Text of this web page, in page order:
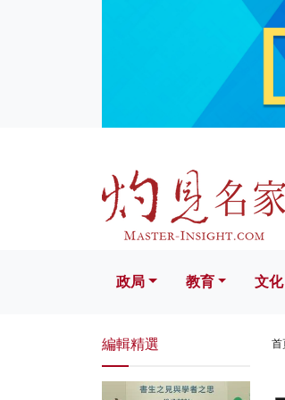
文化
政局 教育 文化
首
編輯精選